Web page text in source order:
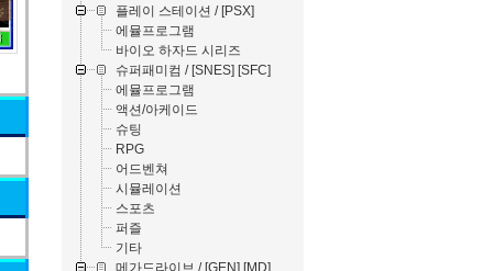
플레이 스테이션 / [PSX]
에뮬프로그램
바이오 하자드 시리즈
슈퍼패미컴 / [SNES] [SFC]
에뮬프로그램
액션/아케이드
슈팅
RPG
어드벤쳐
시뮬레이션
스포츠
퍼즐
기타
메가드라이브 / [GEN] [MD]